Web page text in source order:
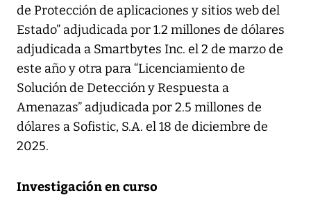
de Protección de aplicaciones y sitios web del
Estado” adjudicada por 1.2 millones de dólares
adjudicada a Smartbytes Inc. el 2 de marzo de
este año y otra para “Licenciamiento de
Solución de Detección y Respuesta a
Amenazas” adjudicada por 2.5 millones de
dólares a Sofistic, S.A. el 18 de diciembre de
2025.
Investigación en curso